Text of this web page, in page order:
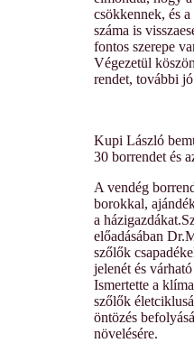
csökkennek, és
száma is
fontos szerepe
Végezetül
rendet, további
Kupi László
30 borrendet és
A vendég
borokkal,
a házigazdákat.
előadásában
szőlők
jelenét és
Ismertette a
szőlők
öntözés
növelésére.